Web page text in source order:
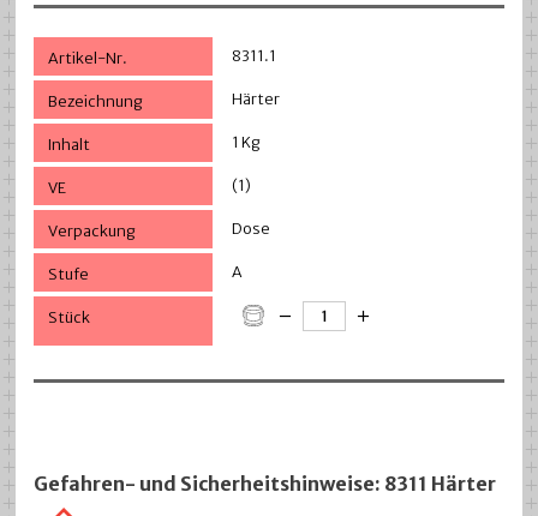
8311.1
Härter
1 Kg
(1)
Dose
A
Gefahren- und Sicherheitshinweise: 8311 Härter